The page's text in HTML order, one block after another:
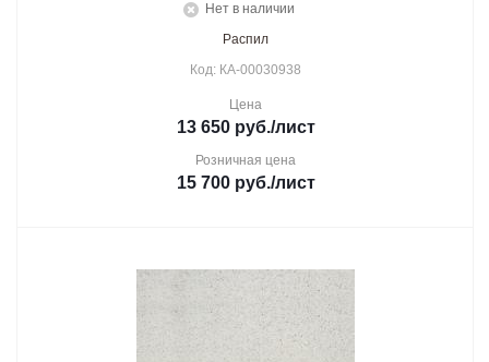
Нет в наличии
Распил
Код: КА-00030938
Цена
13 650руб./лист
Розничная цена
15 700руб./лист